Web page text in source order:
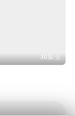
30集全